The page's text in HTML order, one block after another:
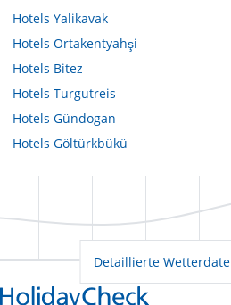
Hotels Yalikavak
Hotels Ortakentyahşi
Hotels Bitez
Hotels Turgutreis
Hotels Gündogan
Hotels Göltürkbükü
Detaillierte